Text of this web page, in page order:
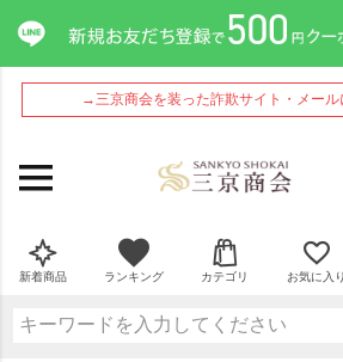
→三京商会を装った詐欺サイト・メー
新着商品 ランキング カテゴリ お気に入り